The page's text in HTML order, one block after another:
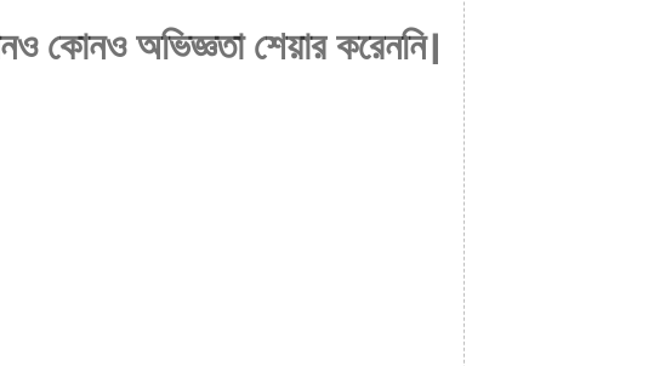
কোনও অভিজ্ঞতা শেয়ার করেননি।